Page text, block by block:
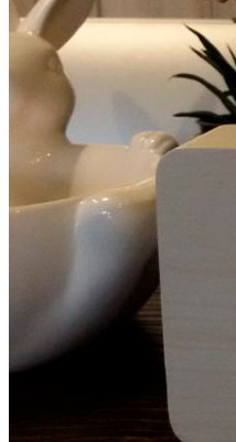
Зодиака